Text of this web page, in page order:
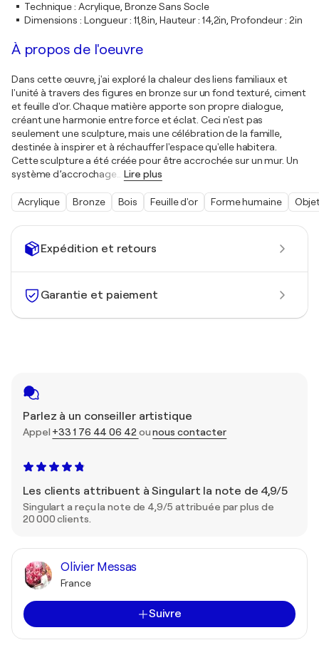
Expédition et retours
Garantie et paiement
Parlez à un conseiller artistique
Appel +33 1 76 44 06 42 ounous contacter
Les clients attribuent à Singulart la note de 4,9/5
Singulart a reçu la note de 4,9/5 attribuée par plus de
20 000 clients.
Olivier Messas
France
Suivre
Technique: Acrylique, Bronze Sans Socle
Dimensions : Longueur : 11,8in, Hauteur : 14,2in, Profondeur : 2in
À propos de l'oeuvre
Dans cette œuvre, j'ai exploré la chaleur des liens familiaux et
l'unité à travers des figures en bronze sur un fond texturé, ciment
et feuille d'or. Chaque matière apporte son propre dialogue,
créant une harmonie entre force et éclat. Ceci n'est pas
seulement une sculpture, mais une célébration de la famille,
destinée à inspirer et à réchauffer l'espace qu'elle habitera.
Cette sculpture a été créée pour être accrochée sur un mur. Un
système d’accrochage
Lire plus
Acrylique Bronze Bois Feuille d'or Forme humaine